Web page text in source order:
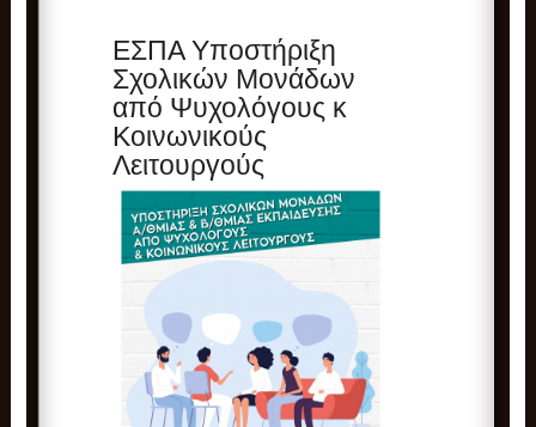
ΕΣΠΑ Υποστήριξη
Σχολικών Μονάδων
από Ψυχολόγους κ
Κοινωνικούς
Λειτουργούς